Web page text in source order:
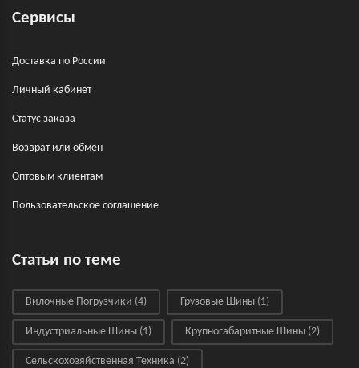
Сервисы
Доставка по России
Личный кабинет
Статус заказа
Возврат или обмен
Оптовым клиентам
Пользовательское соглашение
Статьи по теме
Вилочные Погрузчики (4) Грузовые Шины (1)
Индустриальные Шины (1) Крупногабаритные Шины (2)
Сельскохозяйственная Техника (2)